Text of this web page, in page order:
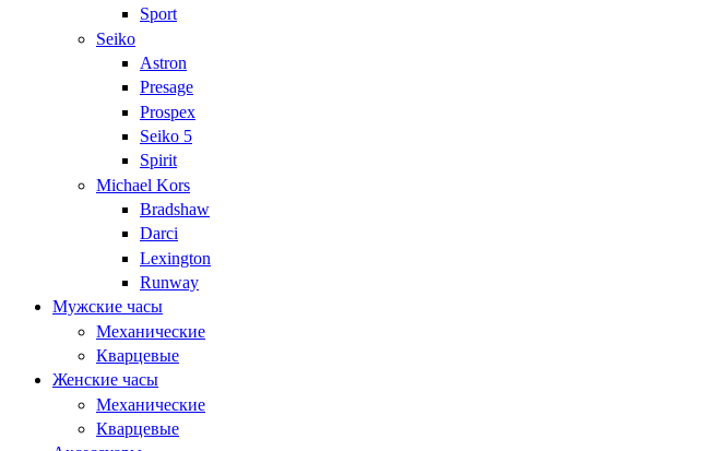
Sport
Seiko
Astron
Presage
Prospex
Seiko 5
Spirit
Michael Kors
Bradshaw
Darci
Lexington
Runway
Мужские часы
Механические
Кварцевые
Женские часы
Механические
Кварцевые